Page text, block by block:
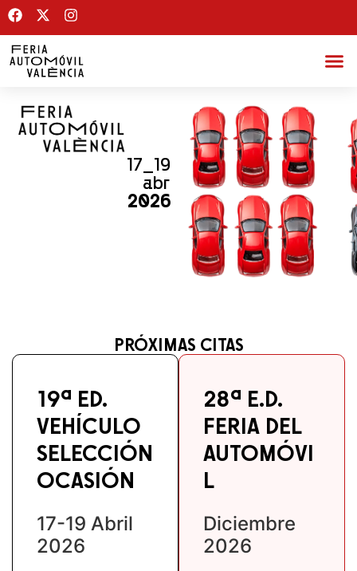
17_19
abr
2026
PRÓXIMAS CITAS
19ª ED.
VEHÍCULO
SELECCIÓN
OCASIÓN
17-19 Abril
2026
28ª E.D.
FERIA DEL
AUTOMÓVI
L
Diciembre
2026